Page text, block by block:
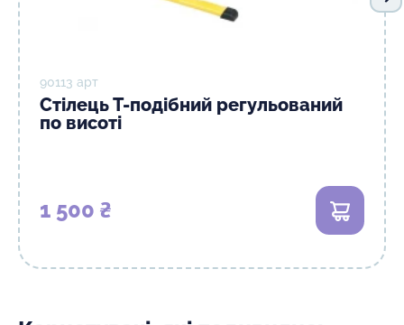
90113 арт
Стілець Т-подібний регульований
по висоті
1 500 ₴ В кошик